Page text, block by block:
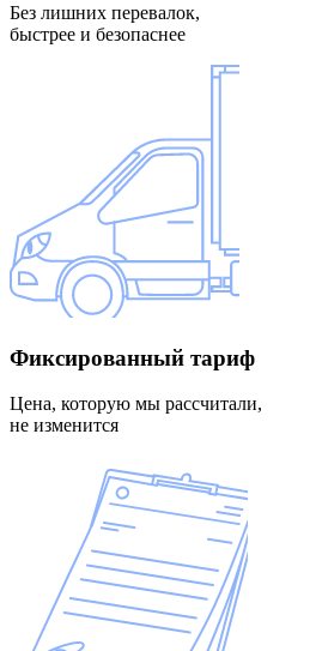
Без лишних перевалок,
быстрее и безопаснее
Фиксированный тариф
Цена, которую мы рассчитали,
не изменится